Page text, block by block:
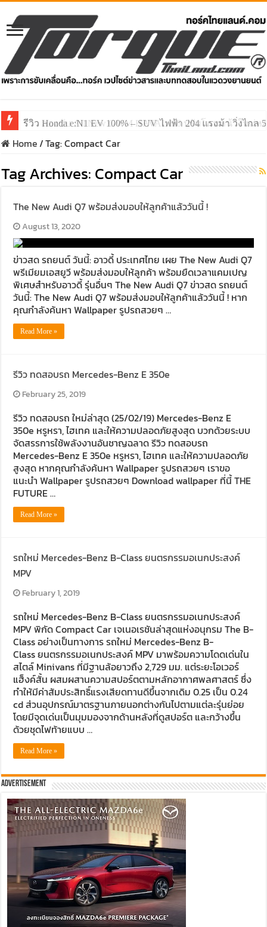
รีวิว Honda e:N1 EV 100% – SUV ไฟฟ้า 204 แรงม้า วิ่งไกล
รีวิว ลองขับ All New GWM HAVAL H6 ปรับโฉมหน้าใหม่
Home/Tag:Compact Car
Tag Archives: Compact Car
The New Audi Q7 พร้อมส่งมอบให้ลูกค้าแล้ววันนี้ !
August 13, 2020
ข่าวสด รถยนต์ วันนี้: อาวดี้ ประเทศไทย เผย The New Audi Q7
พรีเมียมเอสยูวี พร้อมส่งมอบให้ลูกค้า พร้อมยืดเวลาแคมเปญ
พิเศษสำหรับอาวดี้ รุ่นอื่นๆ The New Audi Q7 ข่าวสด รถยนต์
วันนี้: The New Audi Q7 พร้อมส่งมอบให้ลูกค้าแล้ววันนี้ ! หาก
คุณกำลังค้นหา Wallpaper รูปรถสวยๆ …
Read More »
รีวิว ทดสอบรถ Mercedes-Benz E 350e
February 25, 2019
รีวิว ทดสอบรถ ใหม่ล่าสุด (25/02/19) Mercedes-Benz E
350e หรูหรา, ไฮเทค และให้ความปลอดภัยสูงสุด บวกด้วยระบบ
จัดสรรการใช้พลังงานอันชาญฉลาด รีวิว ทดสอบรถ
Mercedes-Benz E 350e หรูหรา, ไฮเทค และให้ความปลอดภัย
สูงสุด หากคุณกำลังค้นหา Wallpaper รูปรถสวยๆ เราขอ
แนะนำ Wallpaper รูปรถสวยๆ Download wallpaper ที่นี้ THE
FUTURE …
Read More »
รถใหม่ Mercedes-Benz B-Class ยนตรกรรมอเนกประสงค์
MPV
February 1, 2019
รถใหม่ Mercedes-Benz B-Class ยนตรกรรมอเนกประสงค์
MPV พิกัด Compact Car เจเนอเรชันล่าสุดแห่งอนุกรม The B-
Class อย่างเป็นทางการ รถใหม่ Mercedes-Benz B-
Class ยนตรกรรมอเนกประสงค์ MPV มาพร้อมความโดดเด่นใน
สไตล์ Minivans ที่มีฐานล้อยาวถึง 2,729 มม. แต่ระยะโอเวอร์
แฮ็งค์สั้น ผสมผสานความสปอร์ตตามหลักอากาศพลศาสตร์ ซึ่ง
ทำให้มีค่าสัมประสิทธิ์แรงเสียดทานดีขึ้นจากเดิม 0.25 เป็น 0.24
cd ส่วนอุปกรณ์มาตรฐานภายนอกต่างกันไปตามแต่ละรุ่นย่อย
โดยมีจุดเด่นเป็นมุมมองจากด้านหลังที่ดูสปอร์ต และกว้างขึ้น
ด้วยชุดไฟท้ายแบบ …
Read More »
Advertisement